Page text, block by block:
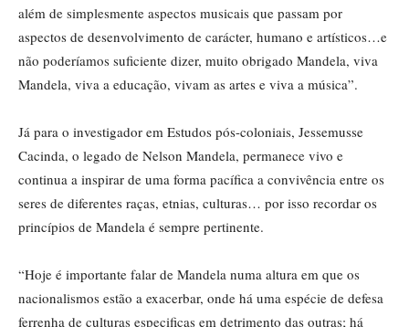
além de simplesmente aspectos musicais que passam por
aspectos de desenvolvimento de carácter, humano e artísticos…e
não poderíamos suficiente dizer, muito obrigado Mandela, viva
Mandela, viva a educação, vivam as artes e viva a música”.
Já para o investigador em Estudos pós-coloniais, Jessemusse
Cacinda, o legado de Nelson Mandela, permanece vivo e
continua a inspirar de uma forma pacífica a convivência entre os
seres de diferentes raças, etnias, culturas… por isso recordar os
princípios de Mandela é sempre pertinente.
“Hoje é importante falar de Mandela numa altura em que os
nacionalismos estão a exacerbar, onde há uma espécie de defesa
ferrenha de culturas especificas em detrimento das outras; há